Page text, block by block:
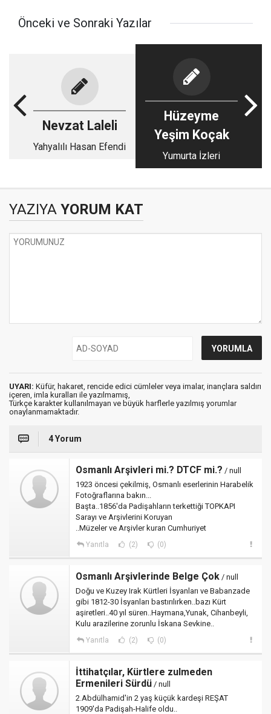
Önceki ve Sonraki Yazılar
Nevzat Laleli
Yahyalılı Hasan Efendi
Hüzeyme
Yeşim Koçak
Yumurta İzleri
YAZIYA YORUM KAT
UYARI: Küfür, hakaret, rencide edici cümleler veya imalar, inançlara saldırı
içeren, imla kuralları ile yazılmamış,
Türkçe karakter kullanılmayan ve büyük harflerle yazılmış yorumlar
onaylanmamaktadır.
4 Yorum
Osmanlı Arşivleri mi.? DTCF mi.? / null
1923 öncesi çekilmiş, Osmanlı eserlerinin Harabelik
Fotoğraflarına bakın...
Başta..1856'da Padişahların terkettiği TOPKAPI
Sarayı ve Arşivlerini Koruyan
..Müzeler ve Arşivler kuran Cumhuriyet
Yanıtla (2) (0)
Osmanlı Arşivlerinde Belge Çok / null
Doğu ve Kuzey Irak Kürtleri İsyanları ve Babanzade
gibi 1812-30 İsyanları bastırılırken..bazı Kürt
aşiretleri..40 yıl süren..Haymana,Yunak, Cihanbeyli,
Kulu arazilerine zorunlu İskana Sevkine..
Yanıtla (2) (0)
İttihatçılar, Kürtlere zulmeden
Ermenileri Sürdü / null
2.Abdülhamid'in 2 yaş küçük kardeşi REŞAT
1909'da Padişah-Halife oldu..